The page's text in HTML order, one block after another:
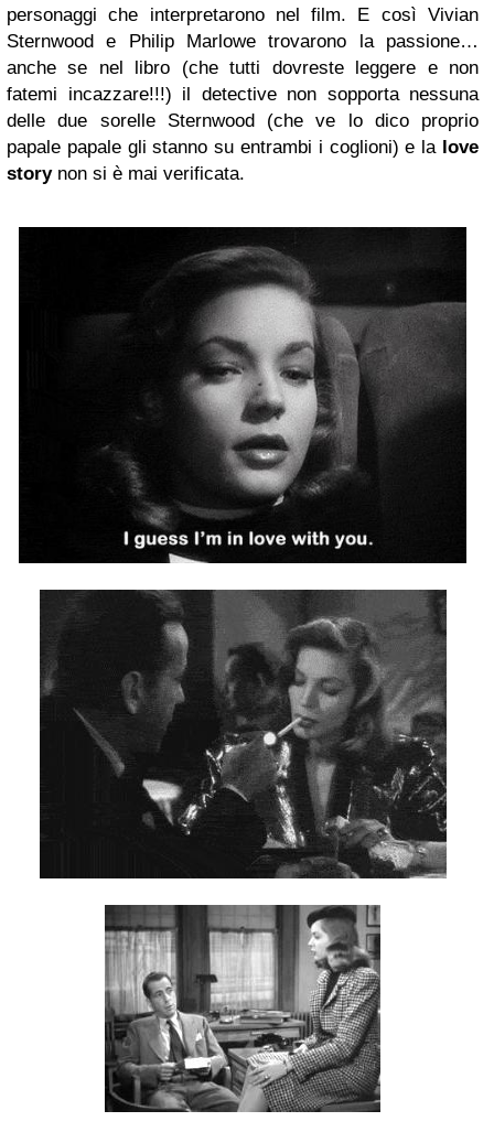
personaggi che interpretarono nel film. E così Vivian
Sternwood e Philip Marlowe trovarono la passione…
anche se nel libro (che tutti dovreste leggere e non
fatemi incazzare!!!) il detective non sopporta nessuna
delle due sorelle Sternwood (che ve lo dico proprio
papale papale gli stanno su entrambi i coglioni) e la love
storynon si è mai verificata.